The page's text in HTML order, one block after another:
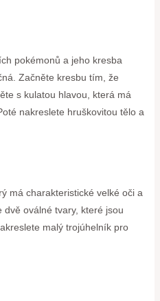
pokémonů a jeho kresba
Začněte kresbu tím, že
s kulatou hlavou, která má
nakreslete hruškovitou tělo a
má charakteristické velké oči a
dvě oválné tvary, které jsou
malý trojúhelník pro